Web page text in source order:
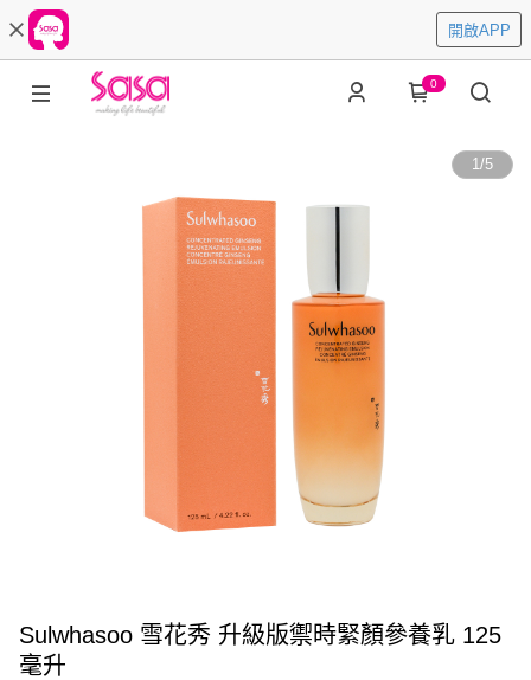
開啟APP
0
1/5
Sulwhasoo 雪花秀 升級版禦時緊顏參養乳 125
毫升